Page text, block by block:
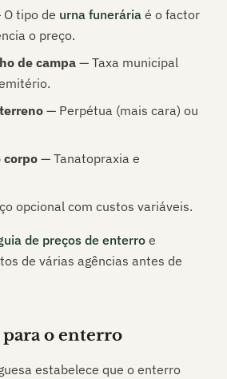
tipo de urna funerária é o factor
o preço.
de campa — Taxa municipal
— Perpétua (mais cara) ou
corpo — Tanatopraxia e
opcional com custos variáveis.
de preços de enterro e
de várias agências antes de
para o enterro
estabelece que o enterro